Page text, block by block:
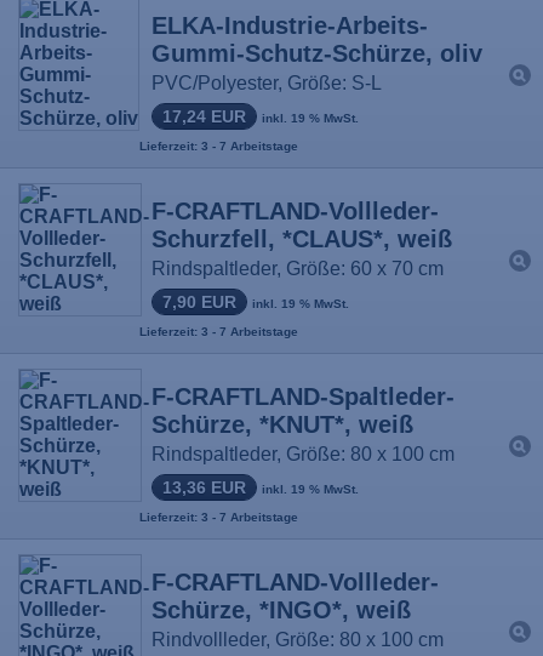
ELKA-Industrie-Arbeits-
Gummi-Schutz-Schürze, oliv
PVC/Polyester, Größe: S-L
17,24 EUR inkl. 19 % MwSt.
Lieferzeit: 3 - 7 Arbeitstage
F-CRAFTLAND-Vollleder-
Schurzfell, *CLAUS*, weiß
Rindspaltleder, Größe: 60 x 70 cm
7,90 EUR inkl. 19 % MwSt.
Lieferzeit: 3 - 7 Arbeitstage
F-CRAFTLAND-Spaltleder-
Schürze, *KNUT*, weiß
Rindspaltleder, Größe: 80 x 100 cm
13,36 EUR inkl. 19 % MwSt.
Lieferzeit: 3 - 7 Arbeitstage
F-CRAFTLAND-Vollleder-
Schürze, *INGO*, weiß
Rindvollleder, Größe: 80 x 100 cm